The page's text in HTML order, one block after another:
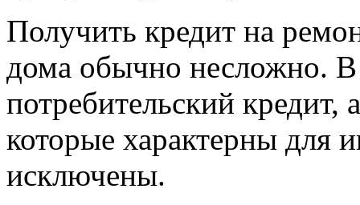
Получить кредит на
дома обычно несложно.
потребительский кредит,
которые характерны для
исключены.